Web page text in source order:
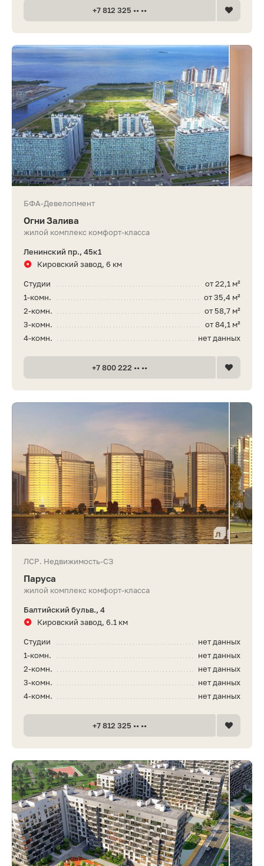
+7 812 325 •• ••
БФА-Девелопмент
Огни Залива
жилой комплекс комфорт-класса
Ленинский пр., 45к1
Кировский завод, 6 км
от 22,1 м²
Студии
от 35,4 м²
1-комн.
от 58,7 м²
2-комн.
от 84,1 м²
3-комн.
нет данных
4-комн.
+7 800 222 •• ••
ЛСР. Недвижимость-СЗ
Паруса
жилой комплекс комфорт-класса
Балтийский бульв., 4
Кировский завод, 6.1 км
нет данных
Студии
нет данных
1-комн.
нет данных
2-комн.
нет данных
3-комн.
нет данных
4-комн.
+7 812 325 •• ••